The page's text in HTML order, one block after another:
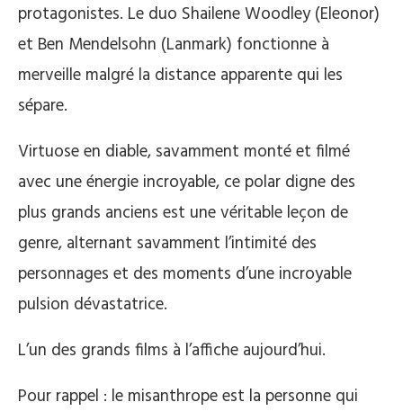
protagonistes. Le duo Shailene Woodley (Eleonor)
et Ben Mendelsohn (Lanmark) fonctionne à
merveille malgré la distance apparente qui les
sépare.
Virtuose en diable, savamment monté et filmé
avec une énergie incroyable, ce polar digne des
plus grands anciens est une véritable leçon de
genre, alternant savamment l’intimité des
personnages et des moments d’une incroyable
pulsion dévastatrice.
L’un des grands films à l’affiche aujourd’hui.
Pour rappel : le misanthrope est la personne qui